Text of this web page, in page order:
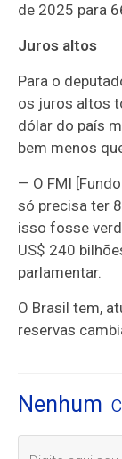
de 2025 para
Juros altos
Para o
os juros altos
dólar do país
bem menos
— O FMI
só precisa ter
isso fosse
US$ 240
parlamentar.
O Brasil tem,
reservas
Nenhum